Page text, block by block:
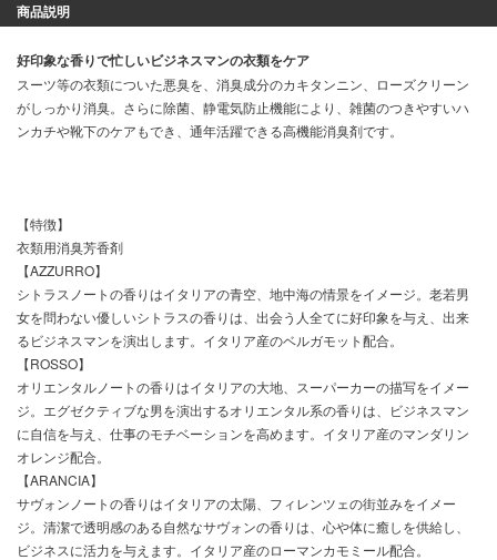
商品説明
好印象な香りで忙しいビジネスマンの衣類をケア
スーツ等の衣類についた悪臭を、消臭成分のカキタンニン、ローズクリーン
がしっかり消臭。さらに除菌、静電気防止機能により、雑菌のつきやすいハ
ンカチや靴下のケアもでき、通年活躍できる高機能消臭剤です。
【特徴】
衣類用消臭芳香剤
【AZZURRO】
シトラスノートの香りはイタリアの青空、地中海の情景をイメージ。老若男
女を問わない優しいシトラスの香りは、出会う人全てに好印象を与え、出来
るビジネスマンを演出します。イタリア産のベルガモット配合。
【ROSSO】
オリエンタルノートの香りはイタリアの大地、スーパーカーの描写をイメー
ジ。エグゼクティブな男を演出するオリエンタル系の香りは、ビジネスマン
に自信を与え、仕事のモチベーションを高めます。イタリア産のマンダリン
オレンジ配合。
【ARANCIA】
サヴォンノートの香りはイタリアの太陽、フィレンツェの街並みをイメー
ジ。清潔で透明感のある自然なサヴォンの香りは、心や体に癒しを供給し、
ビジネスに活力を与えます。イタリア産のローマンカモミール配合。